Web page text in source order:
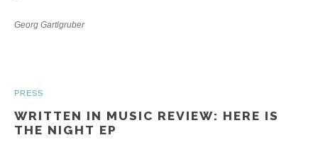
Georg Gartlgruber
PRESS
WRITTEN IN MUSIC REVIEW: HERE IS
THE NIGHT EP